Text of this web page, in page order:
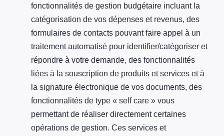
fonctionnalités de gestion budgétaire incluant la
catégorisation de vos dépenses et revenus, des
formulaires de contacts pouvant faire appel à un
traitement automatisé pour identifier/catégoriser et
répondre à votre demande, des fonctionnalités
liées à la souscription de produits et services et à
la signature électronique de vos documents, des
fonctionnalités de type « self care » vous
permettant de réaliser directement certaines
opérations de gestion. Ces services et